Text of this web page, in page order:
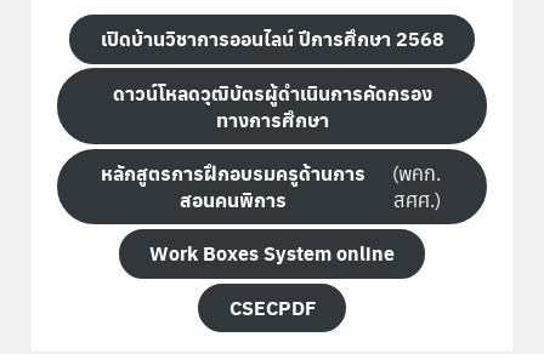
เปิดบ้านวิชาการออนไลน์ ปีการศึกษา 2568
ดาวน์โหลดวุฒิบัตรผู้ดำเนินการคัดกรอง
ทางการศึกษา
หลักสูตรการฝึกอบรมครูด้านการ
สอนคนพิการ
(พคก.
สศศ.)
Work Boxes System online
CSECPDF